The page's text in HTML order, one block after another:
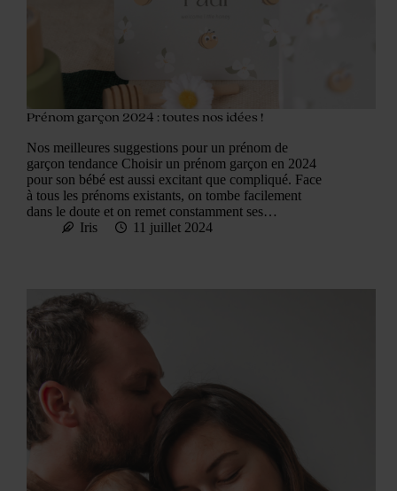
Prénom garçon 2024 : toutes nos idées !
Nos meilleures suggestions pour un prénom de
garçon tendance Choisir un prénom garçon en 2024
pour son bébé est aussi excitant que compliqué. Face
à tous les prénoms existants, on tombe facilement
dans le doute et on remet constamment ses…
Iris
11 juillet 2024